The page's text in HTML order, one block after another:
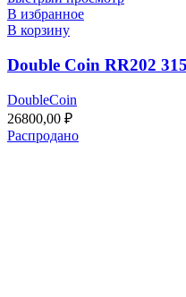
В избранное
В корзину
Double Coin RR202
DoubleCoin
26800,00 ₽
Распродано